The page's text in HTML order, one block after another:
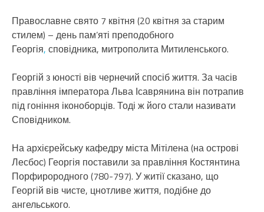
Православне свято 7 квітня (20 квітня за старим
стилем) – день пам’яті преподобного
Георгія, сповідника, митрополита Митиленського.
Георгій з юності вів чернечий спосіб життя. За часів
правління імператора Льва Ісаврянина він потрапив
під гоніння іконоборців. Тоді ж його стали називати
Сповідником.
На архієрейську кафедру міста Мітілена (на острові
Лесбос) Георгія поставили за правління Костянтина
Порфирородного (780-797). У житії сказано, що
Георгій вів чисте, цнотливе життя, подібне до
ангельського.